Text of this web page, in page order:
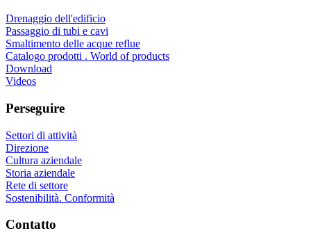
Drenaggio dell'edificio
Passaggio di tubi e cavi
Smaltimento delle acque reflue
Catalogo prodotti . World of products
Download
Videos
Perseguire
Settori di attività
Direzione
Cultura aziendale
Storia aziendale
Rete di settore
Sostenibilità. Conformità
Contatto